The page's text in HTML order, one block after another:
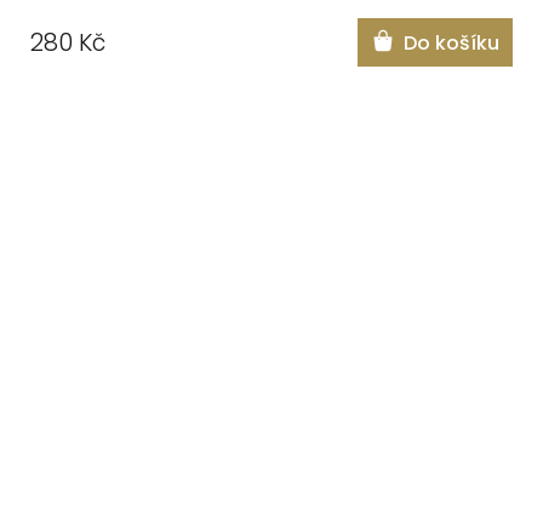
280 Kč Do košíku